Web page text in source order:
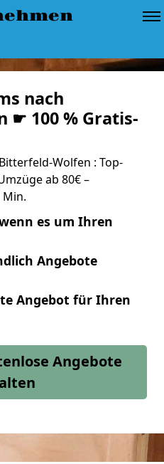
nach
☛ 100 % Gratis-
Wolfen : Top-
ab 80€ –
Min.
es um Ihren
Angebote
Angebot für Ihren
Angebote